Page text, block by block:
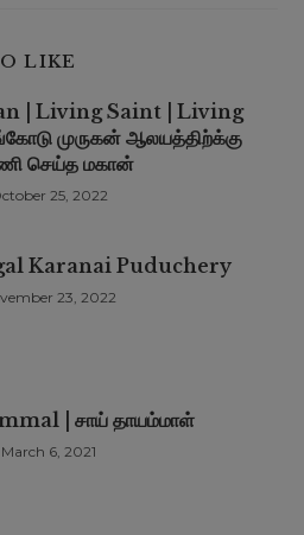
LIKE
| Living Saint | Living
முருகன் ஆலயத்திற்க்கு
செய்த மகான்
25, 2022
Karanai Puduchery
23, 2022
| சாய் தாயம்மாள்
March 6, 2021